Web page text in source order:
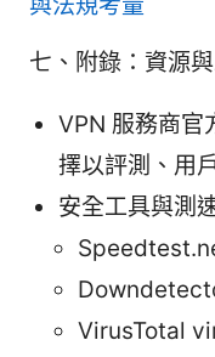
與法規考量
七、附錄：資源
VPN 服務商官
擇以評測、用
安全工具與測
VirusTotal